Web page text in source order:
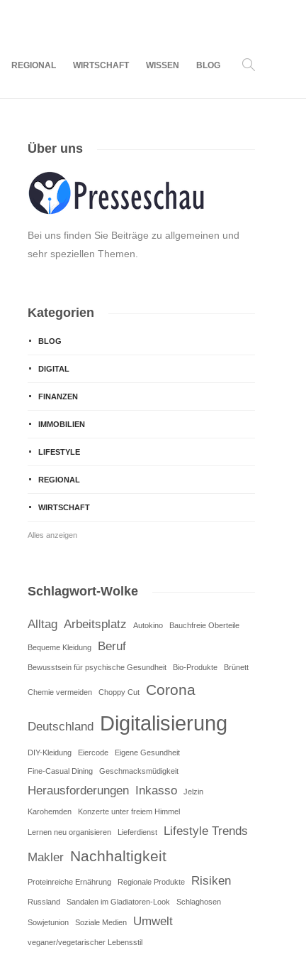
REGIONAL WIRTSCHAFT WISSEN BLOG
Über uns
Bei uns finden Sie Beiträge zu allgemeinen und
sehr speziellen Themen.
Kategorien
BLOG
DIGITAL
FINANZEN
IMMOBILIEN
LIFESTYLE
REGIONAL
WIRTSCHAFT
Alles anzeigen
Schlagwort-Wolke
Alltag Arbeitsplatz Autokino Bauchfreie Oberteile
Bequeme Kleidung Beruf
Bewusstsein für psychische Gesundheit Bio-Produkte Brünett
Chemie vermeiden Choppy Cut Corona
Deutschland Digitalisierung
DIY-Kleidung Eiercode Eigene Gesundheit
Fine-Casual Dining Geschmacksmüdigkeit
Herausforderungen Inkasso Jelzin
Karohemden Konzerte unter freiem Himmel
Lernen neu organisieren Lieferdienst
Lifestyle Trends
Makler Nachhaltigkeit
Proteinreiche Ernährung Regionale Produkte Risiken
Russland Sandalen im Gladiatoren-Look Schlaghosen
Sowjetunion Soziale Medien Umwelt
veganer/vegetarischer Lebensstil